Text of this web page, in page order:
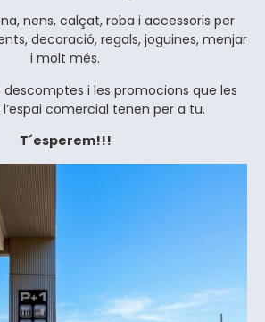
nens, calçat, roba i accessoris per
decoració, regals, joguines, menjar
i molt més.
descomptes i les promocions que les
comercial tenen per a tu.
T´esperem!!!